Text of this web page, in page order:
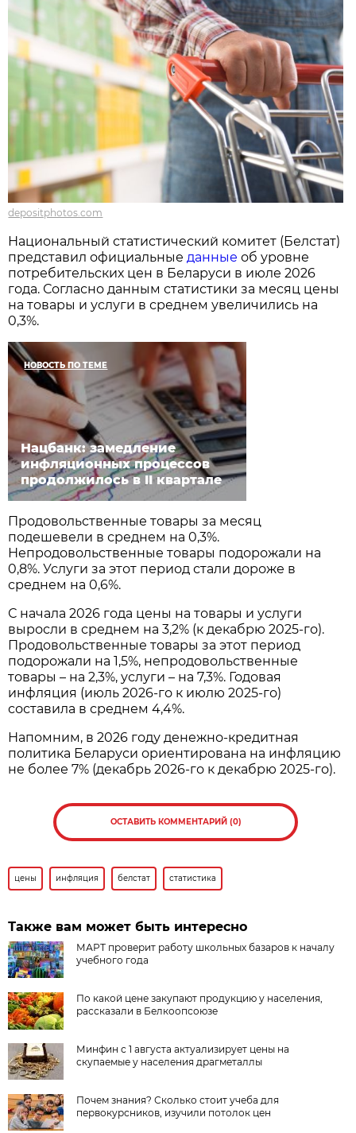
depositphotos.com
Национальный статистический комитет (Белстат)
представил официальныеданные об уровне
потребительских цен в Беларуси в июле 2026
года. Согласно данным статистики за месяц цены
на товары и услуги в среднем увеличились на
0,3%.
НОВОСТЬ ПО ТЕМЕ
Нацбанк: замедление
инфляционных процессов
продолжилось в II квартале
Продовольственные товары за месяц
подешевели в среднем на 0,3%.
Непродовольственные товары подорожали на
0,8%. Услуги за этот период стали дороже в
среднем на 0,6%.
С начала 2026 года цены на товары и услуги
выросли в среднем на 3,2% (к декабрю 2025-го).
Продовольственные товары за этот период
подорожали на 1,5%, непродовольственные
товары – на 2,3%, услуги – на 7,3%. Годовая
инфляция (июль 2026-го к июлю 2025-го)
составила в среднем 4,4%.
Напомним, в 2026 году денежно-кредитная
политика Беларуси ориентирована на инфляцию
не более 7% (декабрь 2026-го к декабрю 2025-го).
ОСТАВИТЬ КОММЕНТАРИЙ (0)
цены инфляция белстат статистика
Также вам может быть интересно
МАРТ проверит работу школьных базаров к началу
учебного года
По какой цене закупают продукцию у населения,
рассказали в Белкоопсоюзе
Минфин с 1 августа актуализирует цены на
скупаемые у населения драгметаллы
Почем знания? Сколько стоит учеба для
первокурсников, изучили потолок цен